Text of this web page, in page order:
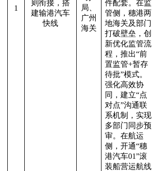
1
则衔接，搭
建输港汽车
快线
局、
广州
海关
件配套。在监
管侧，穗港两
地海关及部门
打破壁垒，创
新优化监管流
程，推出“前
置监管+暂存
待批”模式。
强化高效协
同，建立“点
对点”沟通联
系机制，实现
多部门同步预
审。在航运
侧，开通“穗
港汽车01”滚
装船营运航线